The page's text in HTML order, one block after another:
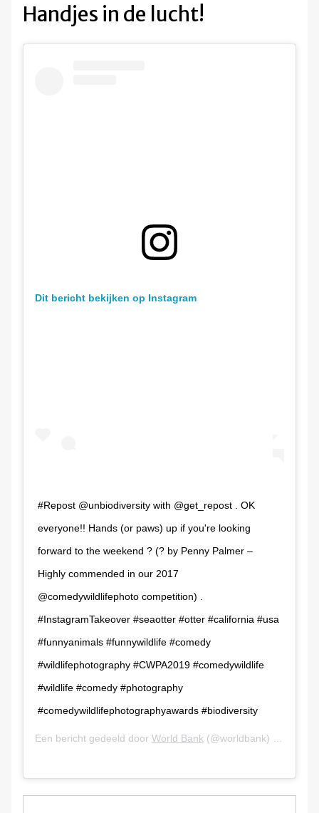
Handjes in de lucht!
Dit bericht bekijken op Instagram
#Repost @unbiodiversity with @get_repost . OK
everyone!! Hands (or paws) up if you're looking
forward to the weekend ? (? by Penny Palmer –
Highly commended in our 2017
@comedywildlifephoto competition) .
#InstagramTakeover #seaotter #otter #california #usa
#funnyanimals #funnywildlife #comedy
#wildlifephotography #CWPA2019 #comedywildlife
#wildlife #comedy #photography
#comedywildlifephotographyawards #biodiversity
Een bericht gedeeld door World Bank (@worldbank) op